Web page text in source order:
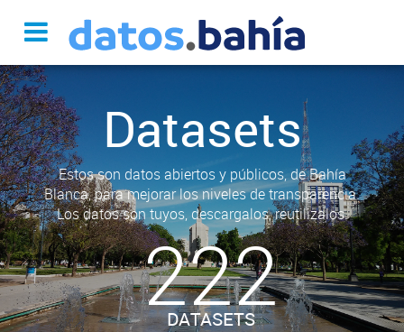
Datasets
Estos son datos abiertos y públicos, de Bahía
Blanca, para mejorar los niveles de transparencia.
Los datos son tuyos, descargalos, reutilizalos.
222
DATASETS